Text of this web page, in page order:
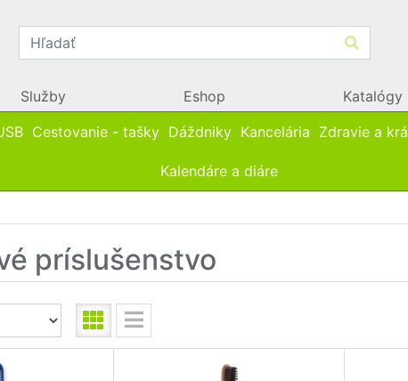
Služby Eshop Katalógy
Cestovanie - tašky Dáždniky Kancelária Zdravie a
Kalendáre a diáre
príslušenstvo